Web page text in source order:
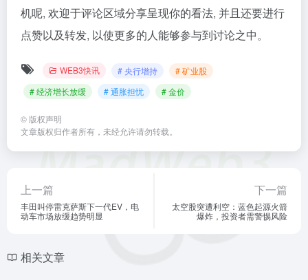
机呢, 欢迎于评论区域分享呈现你的看法, 并且还要进行
点赞以及转发, 以使更多的人能够参与到讨论之中。
WEB3快讯 # 央行增持
# 矿业股
# 经济增长放缓
# 通胀担忧 # 金价
© 版权声明
文章版权归作者所有，未经允许请勿转载。
上一篇
丰田叫停雷克萨斯下一代EV，电
动车市场放缓趋势明显
下一篇
太空股突遭利空：蓝色起源火箭
爆炸，投资者需警惕风险
相关文章